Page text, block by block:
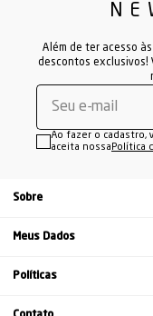
Além de ter acesso
descontos exclusivos!
Ao fazer o cadastro,
aceita nossaPolítica
Sobre
Meus Dados
Políticas